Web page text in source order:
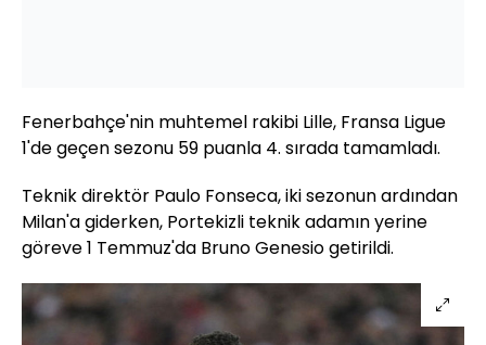
Fenerbahçe'nin muhtemel rakibi Lille, Fransa Ligue
1'de geçen sezonu 59 puanla 4. sırada tamamladı.
Teknik direktör Paulo Fonseca, iki sezonun ardından
Milan'a giderken, Portekizli teknik adamın yerine
göreve 1 Temmuz'da Bruno Genesio getirildi.